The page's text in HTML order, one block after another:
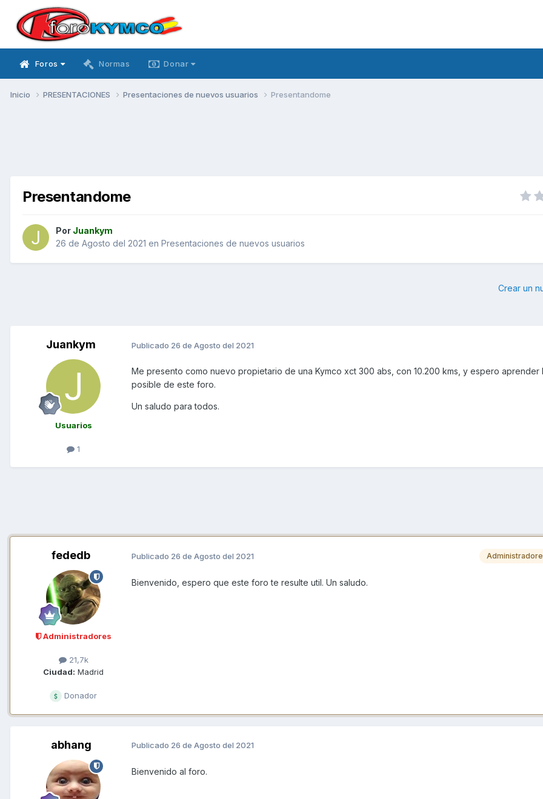
Foros Normas Donar
Inicio PRESENTACIONES Presentaciones de nuevos usuarios Presentandome
Presentandome
Por Juankym
26 de Agosto del 2021 en Presentaciones de nuevos usuarios
Crear un
Juankym
Usuarios
1
Publicado 26 de Agosto del 2021
Me presento como nuevo propietario de una Kymco xct 300 abs, con 10.200 kms, y espero aprender
posible de este foro.
Un saludo para todos.
fededb
Administradores
21,7k
Ciudad: Madrid
Donador
Publicado 26 de Agosto del 2021
Bienvenido, espero que este foro te resulte util. Un saludo.
abhang Publicado 26 de Agosto del 2021
Bienvenido al foro.